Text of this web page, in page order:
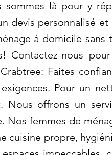
sommes là pour y
devis personnalisé
à domicile
Contactez-nous
Faites
Pour un
Nous offrons un
Nos femmes de
cuisine propre,